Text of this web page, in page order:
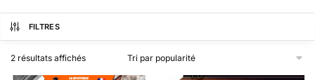
FILTRES
2 résultats affichés